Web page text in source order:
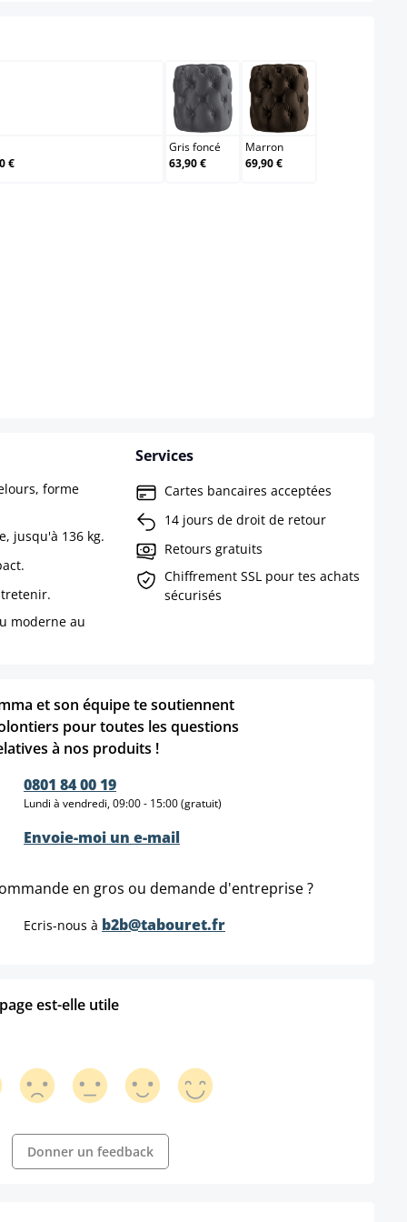
€
Gris foncé
Gris foncé
63,90 €
Marron
Marron
69,90 €
forme
jusqu'à 136 kg.
moderne au
Services
Cartes bancaires acceptées
14 jours de droit de retour
Retours gratuits
Chiffrement SSL pour tes achats
sécurisés
et son équipe te soutiennent
pour toutes les questions
à nos produits !
0801 84 00 19
Lundi à vendredi, 09:00 - 15:00 (gratuit)
Envoie-moi un e-mail
en gros ou demande d'entreprise ?
Ecris-nous à b2b@tabouret.fr
est-elle utile
Donner un feedback